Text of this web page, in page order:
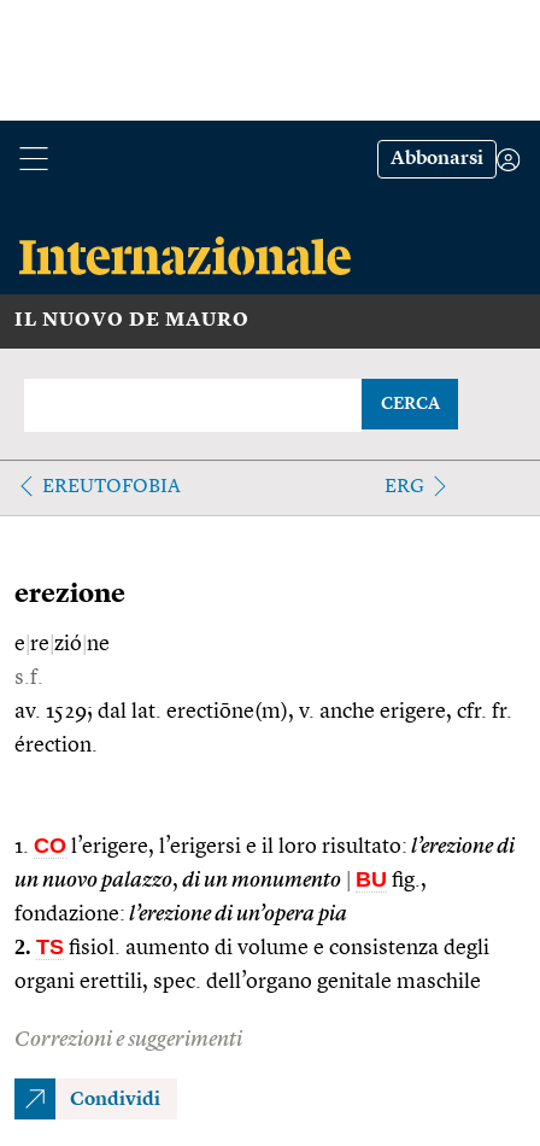
Abbonarsi
IL NUOVO DE MAURO
CERCA
EREUTOFOBIA ERG
erezione
e re zió ne
s.f.
av. 1529; dal lat. erectiōne(m), v. anche erigere, cfr. fr.
érection.
1. CO l’erigere, l’erigersi e il loro risultato: l’erezione di
un nuovo palazzo, di un monumento BU fig.,
fondazione: l’erezione di un’opera pia
2. TS fisiol. aumento di volume e consistenza degli
organi erettili, spec. dell’organo genitale maschile
Correzioni e suggerimenti
Condividi